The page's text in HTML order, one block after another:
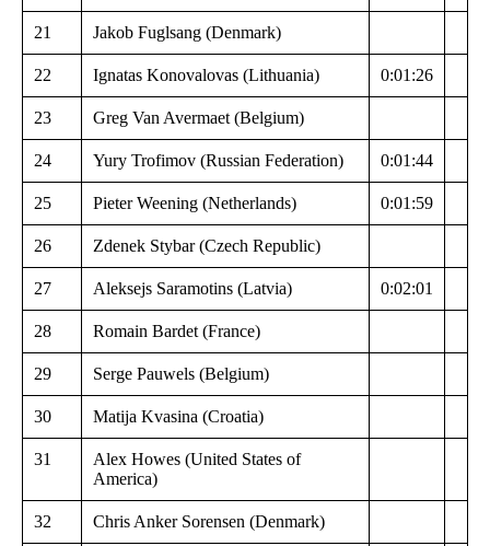
21 Jakob Fuglsang (Denmark)
22 Ignatas Konovalovas (Lithuania) 0:01:26
23 Greg Van Avermaet (Belgium)
24 Yury Trofimov (Russian Federation) 0:01:44
25 Pieter Weening (Netherlands) 0:01:59
26 Zdenek Stybar (Czech Republic)
27 Aleksejs Saramotins (Latvia) 0:02:01
28 Romain Bardet (France)
29 Serge Pauwels (Belgium)
30 Matija Kvasina (Croatia)
31
Alex Howes (United States of
America)
32 Chris Anker Sorensen (Denmark)